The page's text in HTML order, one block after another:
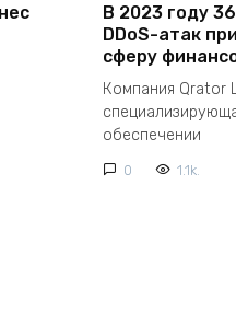
В 2023 году
DDoS-атак
сферу
Компания Qrator
обеспечении
0 1.1k.